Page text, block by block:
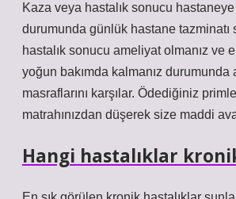
Kaza veya hastalık sonucu hastaneye
durumunda günlük hastane tazminatı
hastalık sonucu ameliyat olmanız ve
yoğun bakımda kalmanız durumunda
masraflarını karşılar. Ödediğiniz
matrahınızdan düşerek size maddi
Hangi hastalıklar